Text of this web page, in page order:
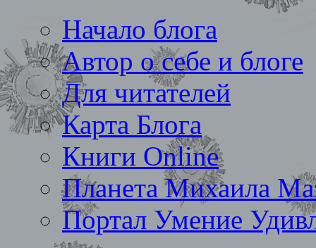
Начало блога
Автор о себе и блоге
Для читателей
Карта Блога
Книги Online
Планета Михаила
Портал Умение